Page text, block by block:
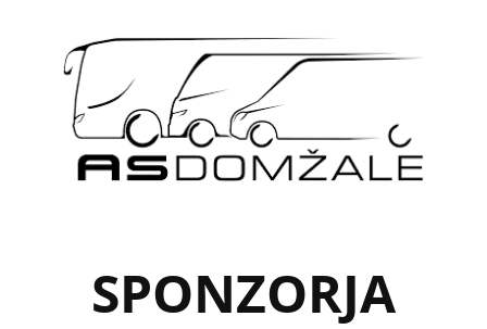
SPONZORJA